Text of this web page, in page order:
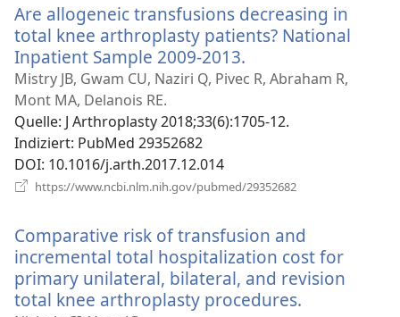
Are allogeneic transfusions decreasing in
total knee arthroplasty patients? National
Inpatient Sample 2009-2013.
neues
Mistry JB, Gwam CU, Naziri Q, Pivec R, Abraham R,
Mont MA, Delanois RE.
Quelle‎: J Arthroplasty 2018;33(6):1705-12.
Indiziert‎: PubMed 29352682
DOI‎: 10.1016/j.arth.2017.12.014
https://www.ncbi.nlm.nih.gov/pubmed/29352682
Comparative risk of transfusion and
incremental total hospitalization cost for
primary unilateral, bilateral, and revision
total knee arthroplasty procedures.